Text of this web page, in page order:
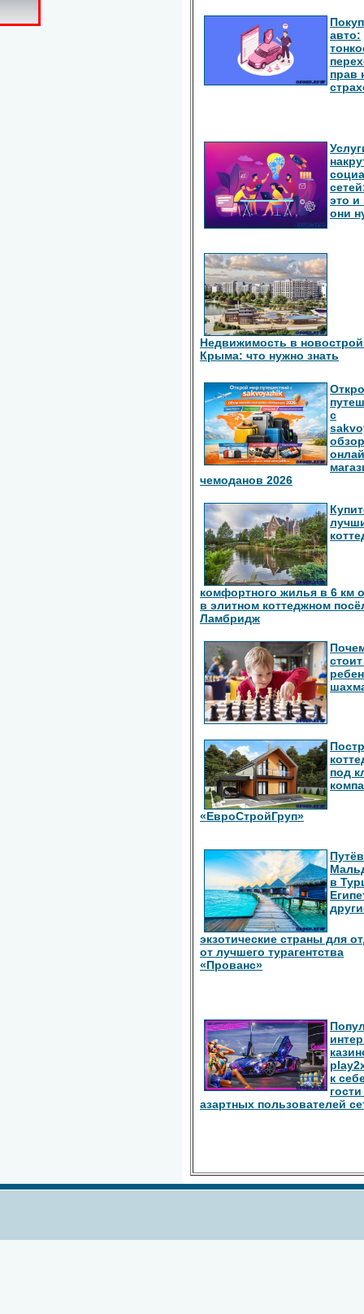
авто:
прав
это и
они
Недвижимость в
Крыма: что нужно знать
с
обзор
чемоданов 2026
комфортного жилья в 6 км
в элитном коттеджном
Ламбридж
под
«ЕвроСтройГруп»
в
экзотические страны для
от лучшего турагентства
«Прованс»
к
азартных пользователей